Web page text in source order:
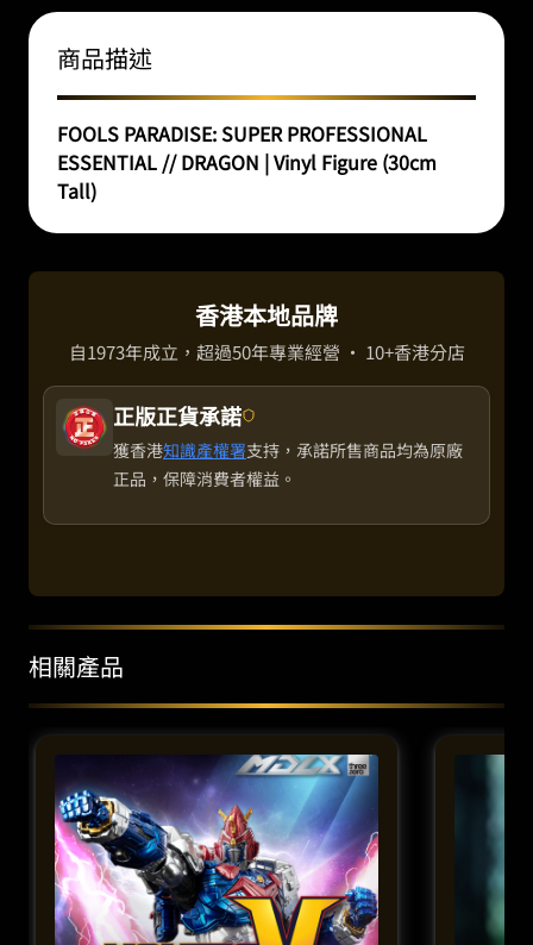
商品描述
FOOLS PARADISE: SUPER PROFESSIONAL
ESSENTIAL // DRAGON | Vinyl Figure (30cm
Tall)
香港本地品牌
自1973年成立，超過50年專業經營 · 10+香港分店
正版正貨承諾
獲香港知識產權署支持，承諾所售商品均為原廠
正品，保障消費者權益。
相關產品